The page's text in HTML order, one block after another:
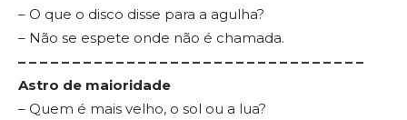
– O que o disco disse para a agulha?
– Não se espete onde não é chamada.
– – – – – – – – – – – – – – – – – – – – – – – – – – – – – – – –
Astro de maioridade
– Quem é mais velho, o sol ou a lua?